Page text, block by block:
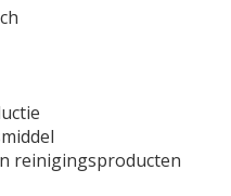
reinigingsproducten